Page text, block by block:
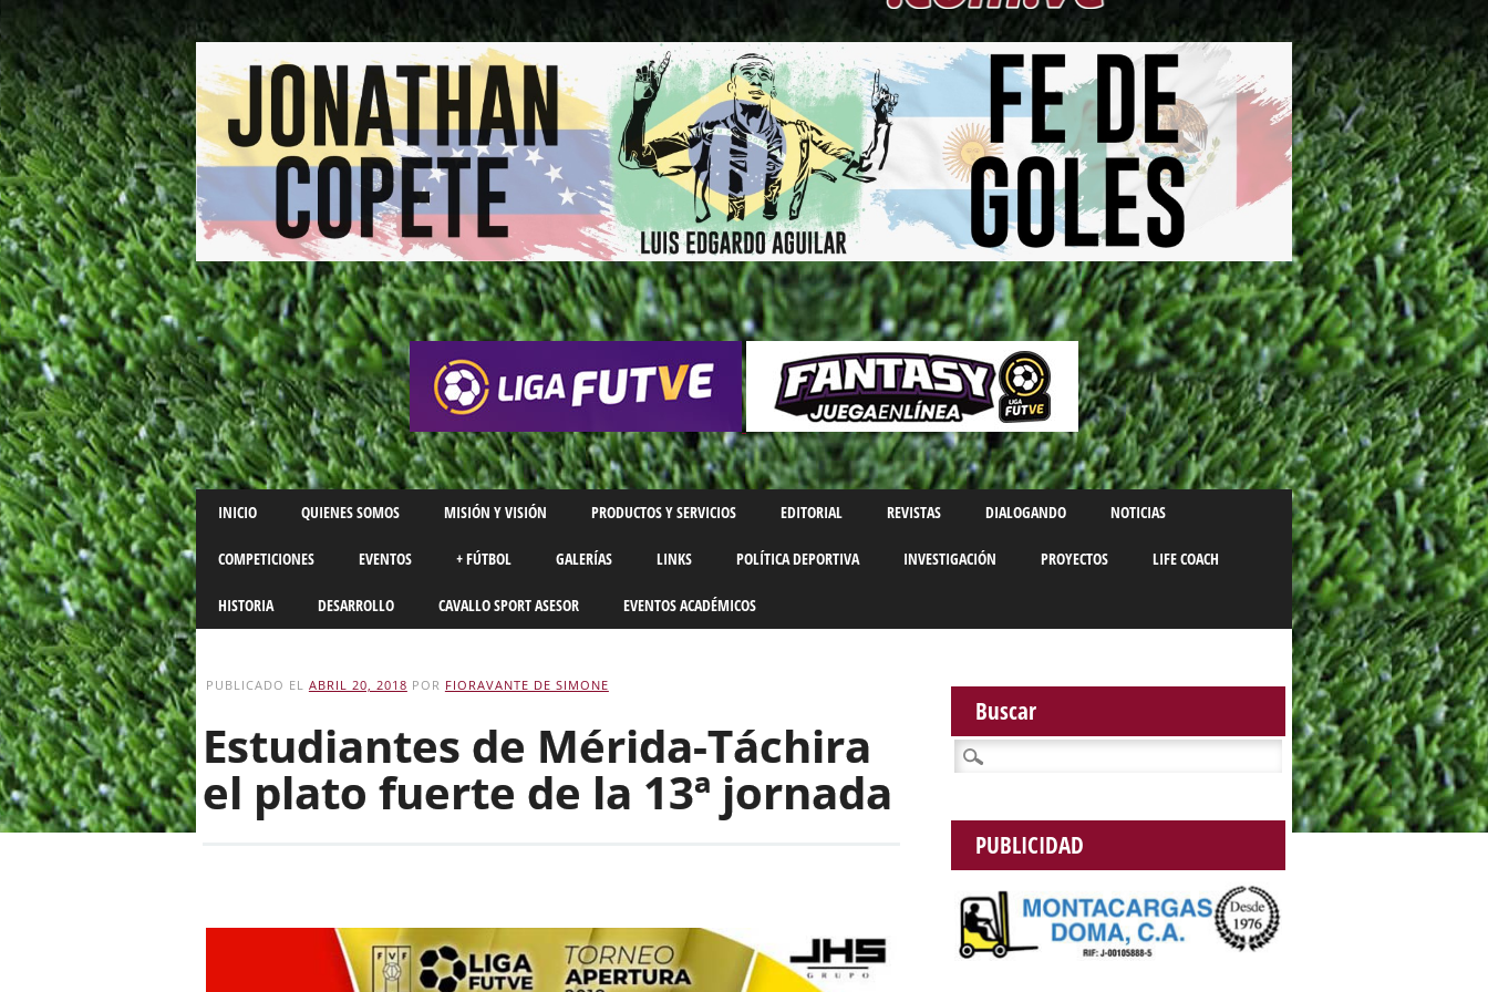
Main menu
Skip
to
content
INICIO QUIENES SOMOS MISIÓN Y VISIÓN PRODUCTOS Y SERVICIOS EDITORIAL REVISTAS DIALOGANDO NOTICIAS
COMPETICIONES EVENTOS + FÚTBOL GALERÍAS LINKS POLÍTICA DEPORTIVA INVESTIGACIÓN PROYECTOS LIFE COACH
HISTORIA DESARROLLO CAVALLO SPORT ASESOR EVENTOS ACADÉMICOS
PUBLICADO EL ABRIL 20, 2018 POR FIORAVANTE DE SIMONE
Estudiantes de Mérida-Táchira
el plato fuerte de la 13ª jornada
Buscar
Buscar:
PUBLICIDAD